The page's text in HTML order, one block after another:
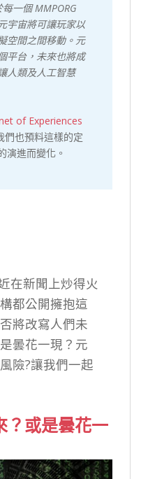
一個 MMPORG
宇宙將可讓玩家以
空間之間移動。元
平台，未來也將成
人類及人工智慧
of Experiences
們也預料這樣的定
演進而變化。
在新聞上炒得火
都公開擁抱這
將改寫人們未
曇花一現？元
險?讓我們一起
？或是曇花一